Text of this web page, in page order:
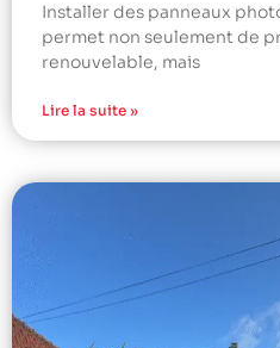
Installer des panneaux
permet non seulement de
renouvelable, mais
Lire la suite »